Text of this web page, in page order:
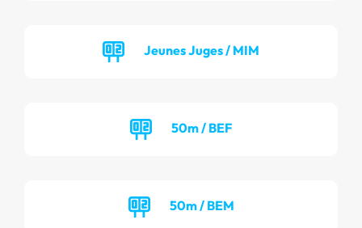
Jeunes Juges / MIM
50m / BEF
50m / BEM